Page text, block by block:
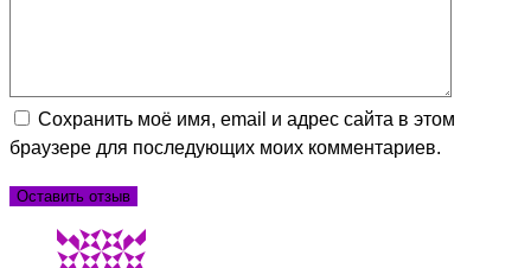
Сохранить моё имя, email и адрес сайта в этом
браузере для последующих моих комментариев.